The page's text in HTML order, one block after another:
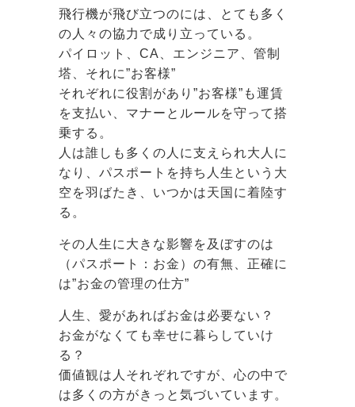
飛行機が飛び立つのには、とても多く
の人々の協力で成り立っている。
パイロット、CA、エンジニア、管制
塔、それに”お客様”
それぞれに役割があり”お客様”も運賃
を支払い、マナーとルールを守って搭
乗する。
人は誰しも多くの人に支えられ大人に
なり、パスポートを持ち人生という大
空を羽ばたき、いつかは天国に着陸す
る。
その人生に大きな影響を及ぼすのは
（パスポート：お金）の有無、正確に
は”お金の管理の仕方”
人生、愛があればお金は必要ない？
お金がなくても幸せに暮らしていけ
る？
価値観は人それぞれですが、心の中で
は多くの方がきっと気づいています。